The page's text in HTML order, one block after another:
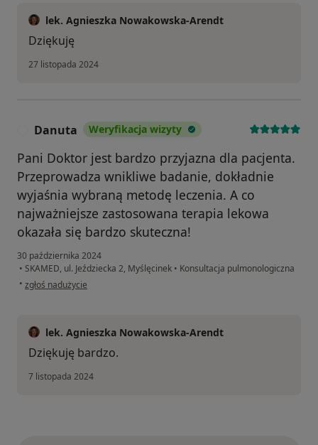
lek. Agnieszka Nowakowska-Arendt
Dziękuję
27 listopada 2024
Danuta Weryfikacja wizyty
Pani Doktor jest bardzo przyjazna dla pacjenta.
Przeprowadza wnikliwe badanie, dokładnie
wyjaśnia wybraną metodę leczenia. A co
najważniejsze zastosowana terapia lekowa
okazała się bardzo skuteczna!
30 października 2024
• SKAMED, ul. Jeździecka 2, Myślęcinek • Konsultacja pulmonologiczna
• w opinii użytkownika Danuta
zgłoś nadużycie
lek. Agnieszka Nowakowska-Arendt
Dziękuję bardzo.
7 listopada 2024